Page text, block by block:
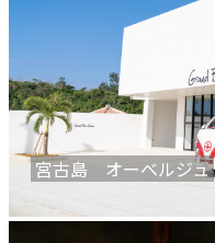
宮古島 オーベルジュ